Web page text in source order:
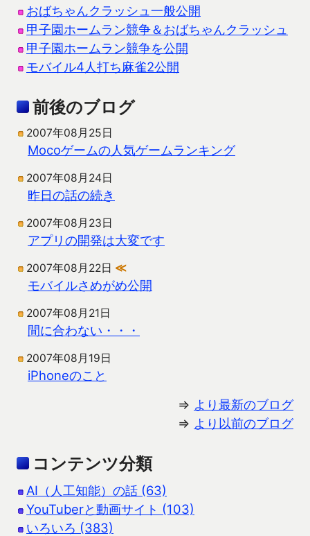
おばちゃんクラッシュ一般公開
甲子園ホームラン競争＆おばちゃんクラッシュ
甲子園ホームラン競争を公開
モバイル4人打ち麻雀2公開
前後のブログ
2007年08月25日
Mocoゲームの人気ゲームランキング
2007年08月24日
昨日の話の続き
2007年08月23日
アプリの開発は大変です
2007年08月22日 ≪
モバイルさめがめ公開
2007年08月21日
間に合わない・・・
2007年08月19日
iPhoneのこと
⇒ より最新のブログ
⇒ より以前のブログ
コンテンツ分類
AI（人工知能）の話 (63)
YouTuberと動画サイト (103)
いろいろ (383)